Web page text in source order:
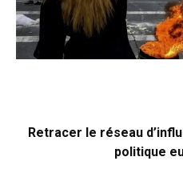
Retracer le réseau
politique